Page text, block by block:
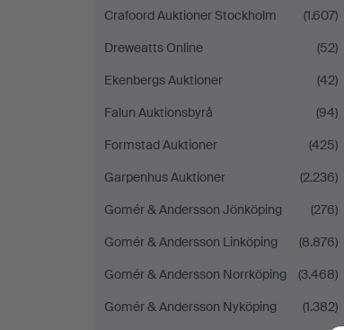
Crafoord Auktioner Stockholm
(1.607)
Dreweatts Online
(52)
Ekenbergs Auktioner
(42)
Falun Auktionsbyrå
(94)
Formstad Auktioner
(425)
Garpenhus Auktioner
(2.236)
Gomér & Andersson Jönköping
(276)
Gomér & Andersson Linköping
(8.876)
Gomér & Andersson Norrköping
(3.468)
Gomér & Andersson Nyköping
(1.382)